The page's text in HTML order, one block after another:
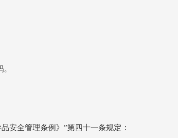
安全管理条例》”第四十一条规定：